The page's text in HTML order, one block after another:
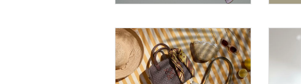
福袋・ギフト・その他